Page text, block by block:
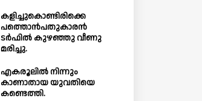
കളിച്ചുകൊണ്ടിരിക്കെ
പത്തൊൻപതുകാരൻ
ടർഫിൽ കുഴഞ്ഞു വീണു
മരിച്ചു.
എകരൂലിൽ നിന്നും
കാണാതായ യുവതിയെ
കണ്ടെത്തി.